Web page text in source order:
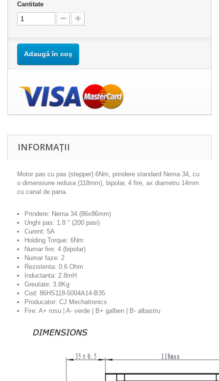
Cantitate
Adaugă în coş
INFORMAȚII
Motor pas cu pas (stepper) 6Nm, prindere standard Nema 34, cu
o dimensiune redusa (118mm), bipolar, 4 fire, ax diametru 14mm
cu canal de pana.
Prindere: Nema 34 (86x86mm)
Unghi pas: 1.8 ° (200 pasi)
Curent: 5A
Holding Torque: 6Nm
Numar fire: 4 (bipolar)
Numar faze: 2
Rezistenta: 0.6 Ohm
Inductanta: 2.8mH
Greutate: 3.8Kg
Cod: 86HS118-5004A14-B35
Producator: CJ Mechatronics
Fire: A+ rosu | A- verde | B+ galben | B- albastru